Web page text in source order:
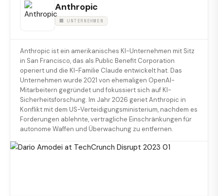
Anthropic
🏢 UNTERNEHMEN
Anthropic ist ein amerikanisches KI-Unternehmen mit Sitz
in San Francisco, das als Public Benefit Corporation
operiert und die KI-Familie Claude entwickelt hat. Das
Unternehmen wurde 2021 von ehemaligen OpenAI-
Mitarbeitern gegründet und fokussiert sich auf KI-
Sicherheitsforschung. Im Jahr 2026 geriet Anthropic in
Konflikt mit dem US-Verteidigungsministerium, nachdem es
Forderungen ablehnte, vertragliche Einschränkungen für
autonome Waffen und Überwachung zu entfernen.